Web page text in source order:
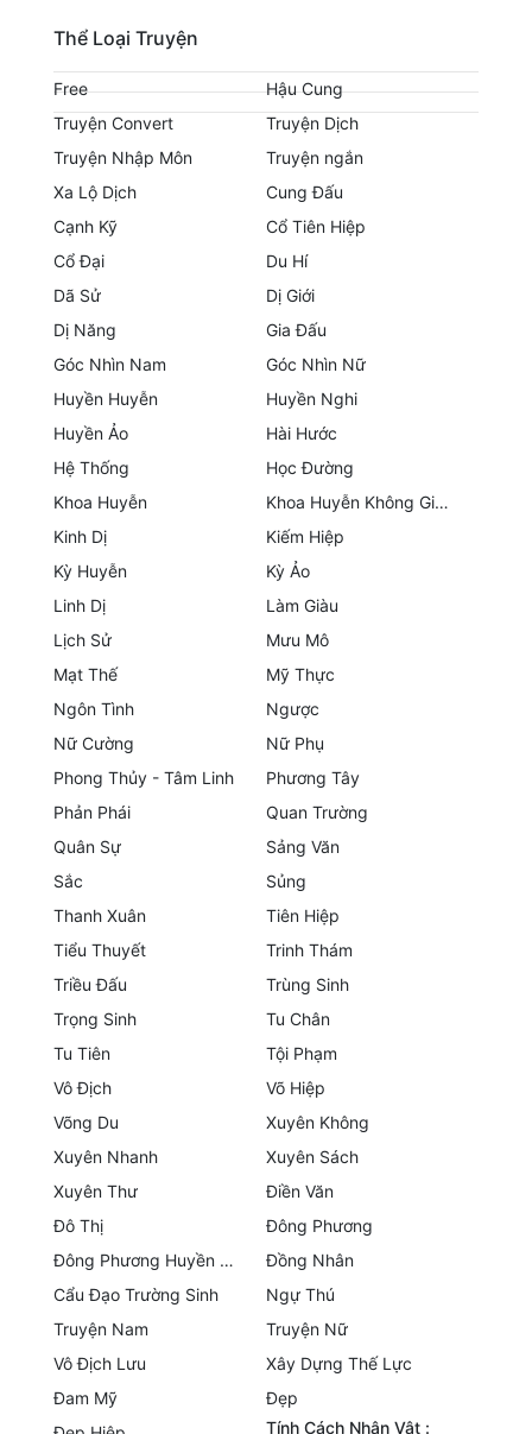
Hài Hước
Hệ Thống
Khoa Huyễn
Khoa Huyễn Không Gian
Kiếm Hiệp
Kỳ Huyễn
Làm Giàu
Lịch Sử
Mưu Mô
Mỹ Thực
Ngôn Tình
Nữ Cường
Phong Thủy - Tâm Linh
Phương Tây
Quan Trường
Sảng Văn
Thanh Xuân
Thể Loại Truyện
Free
Hậu Cung
Truyện Convert
Truyện Dịch
Truyện Nhập Môn
Truyện ngắn
Xa Lộ Dịch
Cung Đấu
Cạnh Kỹ
Cổ Tiên Hiệp
Cổ Đại
Du Hí
Dã Sử
Dị Giới
Dị Năng
Gia Đấu
Góc Nhìn Nam
Góc Nhìn Nữ
Huyền Huyễn
Huyền Nghi
Huyền Ảo
Hài Hước
Hệ Thống
Học Đường
Khoa Huyễn
Khoa Huyễn Không Gian
Kinh Dị
Kiếm Hiệp
Kỳ Huyễn
Kỳ Ảo
Linh Dị
Làm Giàu
Lịch Sử
Mưu Mô
Mạt Thế
Mỹ Thực
Ngôn Tình
Ngược
Nữ Cường
Nữ Phụ
Phong Thủy - Tâm Linh
Phương Tây
Phản Phái
Quan Trường
Quân Sự
Sảng Văn
Sắc
Sủng
Thanh Xuân
Tiên Hiệp
Tiểu Thuyết
Trinh Thám
Triều Đấu
Trùng Sinh
Trọng Sinh
Tu Chân
Tu Tiên
Tội Phạm
Vô Địch
Võ Hiệp
Võng Du
Xuyên Không
Xuyên Nhanh
Xuyên Sách
Xuyên Thư
Điền Văn
Đô Thị
Đông Phương
Đông Phương Huyền Huyễn
Đồng Nhân
Cẩu Đạo Trường Sinh
Ngự Thú
Truyện Nam
Truyện Nữ
Vô Địch Lưu
Xây Dựng Thế Lực
Đam Mỹ
Đẹp
Tính Cách Nhân Vật :